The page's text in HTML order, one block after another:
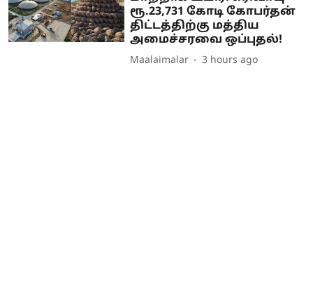
ரூ.23,731 கோடி கோபர்தன்
திட்டத்திற்கு மத்திய
அமைச்சரவை ஒப்புதல்!
Maalaimalar 3 hours ago